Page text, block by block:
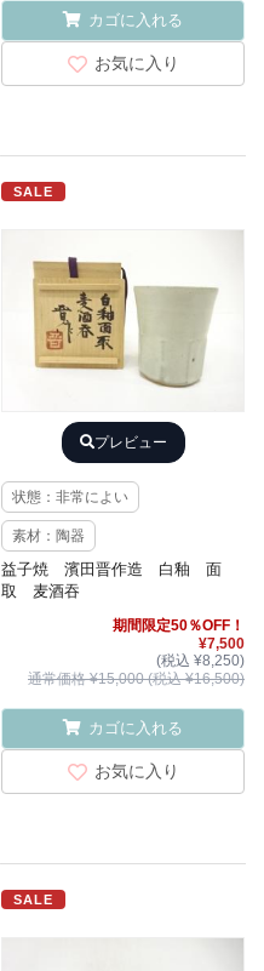
カゴに入れる
お気に入り
SALE
プレビュー
状態：非常によい
素材：陶器
益子焼 濱田晋作造 白釉 面
取 麦酒吞
期間限定50％OFF！
¥7,500
(税込 ¥8,250)
通常価格 ¥15,000 (税込 ¥16,500)
カゴに入れる
お気に入り
SALE